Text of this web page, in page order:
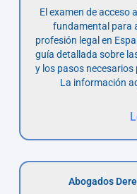
El examen de acceso
fundamental para
profesión legal en
guía detallada sobre
y los pasos
La información
Abogados